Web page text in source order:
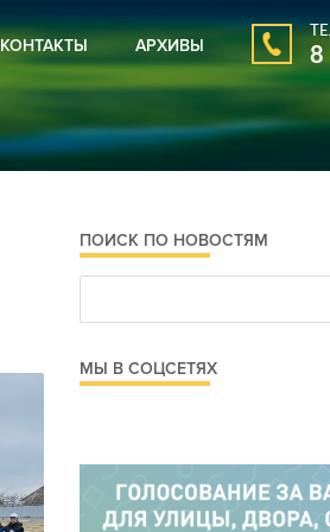
КОНТАКТЫ
АРХИВЫ
АРХИВ ГАЗЕТЫ
АРХИВ НОВОСТЕЙ
8
ПОИСК ПО НОВОСТЯМ
МЫ В СОЦСЕТЯХ